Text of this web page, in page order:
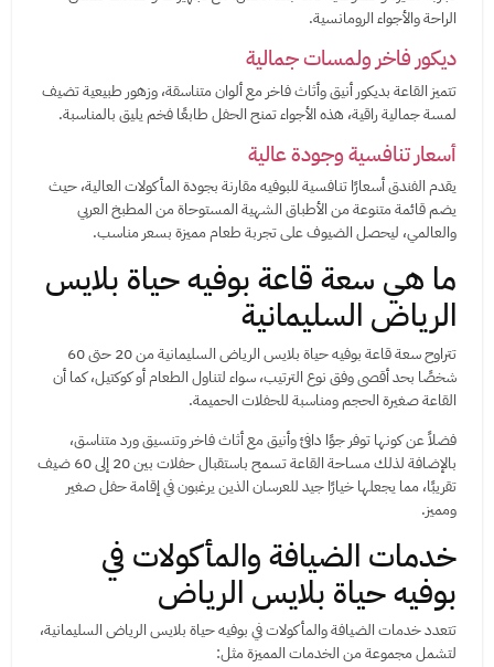
الراحة والأجواء الرومانسية.
ديكور فاخر ولمسات جمالية
تتميز القاعة بديكور أنيق وأثاث فاخر مع ألوان متناسقة، وزهور طبيعية تضيف
لمسة جمالية راقية، هذه الأجواء تمنح الحفل طابعًا فخم يليق بالمناسبة.
أسعار تنافسية وجودة عالية
يقدم الفندق أسعارًا تنافسية للبوفيه مقارنة بجودة المأكولات العالية، حيث
يضم قائمة متنوعة من الأطباق الشهية المستوحاة من المطبخ العربي
والعالمي، ليحصل الضيوف على تجربة طعام مميزة بسعر مناسب.
ما هي سعة قاعة بوفيه حياة بلايس
الرياض السليمانية
تتراوح سعة قاعة بوفيه حياة بلايس الرياض السليمانية من 20 حتى 60
شخصًا بحد أقصى وفق نوع الترتيب، سواء لتناول الطعام أو كوكتيل، كما أن
القاعة صغيرة الحجم ومناسبة للحفلات الحميمة.
فضلاً عن كونها توفر جوًا دافئ وأنيق مع أثاث فاخر وتنسيق ورد متناسق،
بالإضافة لذلك مساحة القاعة تسمح باستقبال حفلات بين 20 إلى 60 ضيف
تقريبًا، مما يجعلها خيارًا جيد للعرسان الذين يرغبون في إقامة حفل صغير
ومميز.
خدمات الضيافة والمأكولات في
بوفيه حياة بلايس الرياض
تتعدد خدمات الضيافة والمأكولات في بوفيه حياة بلايس الرياض السليمانية،
لتشمل مجموعة من الخدمات المميزة مثل: